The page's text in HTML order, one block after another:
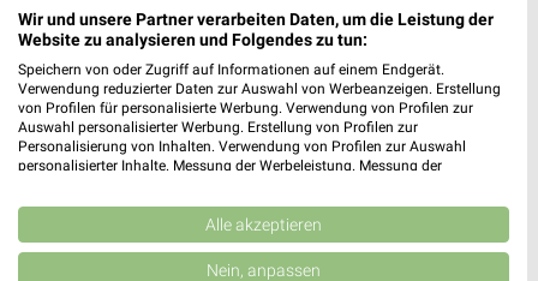
1,6 km
Noch morgen gültig
3,3 km
Sommer Knaller
Noch morgen gültig
Wir und unsere Partner verarbeiten Daten, um die Leistung der
Website zu analysieren und Folgendes zu tun:
Speichern von oder Zugriff auf Informationen auf einem Endgerät.
Verwendung reduzierter Daten zur Auswahl von Werbeanzeigen. Erstellung
von Profilen für personalisierte Werbung. Verwendung von Profilen zur
Auswahl personalisierter Werbung. Erstellung von Profilen zur
Personalisierung von Inhalten. Verwendung von Profilen zur Auswahl
personalisierter Inhalte. Messung der Werbeleistung. Messung der
Kombinationen von Daten aus verschiedenen Quellen. Entwicklung und
Verbesserung der Angebote. Verwendung reduzierter Daten zur Auswahl
von Inhalten.
Daten können außerhalb der Europäischen Union weitergegeben und in die
Alle akzeptieren
Nein, anpassen